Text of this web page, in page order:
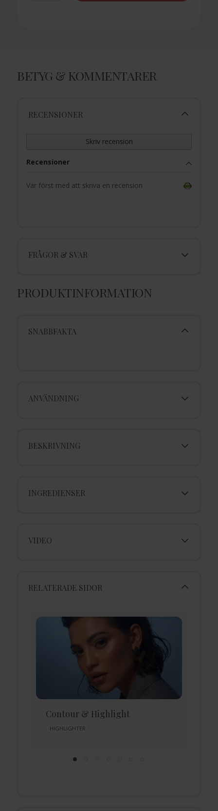
BETYG & KOMMENTARER
RECENSIONER
Skriv recension
Recensioner
Var först med att skriva en recension
FRÅGOR & SVAR
PRODUKTINFORMATION
SNABBFAKTA
ANVÄNDNING
BESKRIVNING
INGREDIENSER
VIDEO
RELATERADE SIDOR
Contour & Highlight
HIGHLIGHTER